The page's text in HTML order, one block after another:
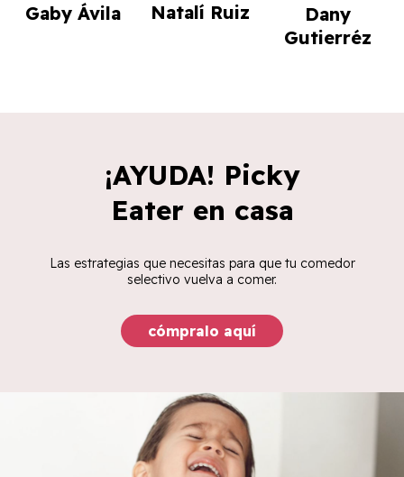
Gaby Ávila Natalí Ruiz
Dany
Gutierréz
¡AYUDA! Picky
Eater en casa
Las estrategias que necesitas para que tu comedor
selectivo vuelva a comer.
cómpralo aquí